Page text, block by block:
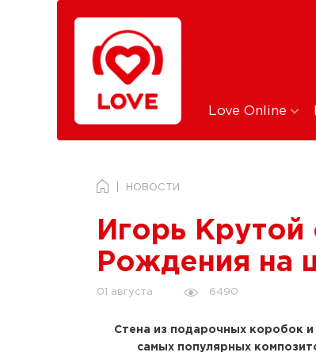
Love Online
НОВОСТИ
Игорь
Рождения на
01 августа 6490
Стена из подарочных коробок
самых популярных